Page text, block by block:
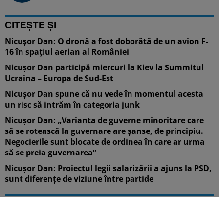
CITEȘTE ȘI
Nicușor Dan: O dronă a fost doborâtă de un avion F-
16 în spațiul aerian al României
Nicușor Dan participă miercuri la Kiev la Summitul
Ucraina – Europa de Sud-Est
Nicuşor Dan spune că nu vede în momentul acesta
un risc să intrăm în categoria junk
Nicuşor Dan: „Varianta de guverne minoritare care
să se rotească la guvernare are şanse, de principiu.
Negocierile sunt blocate de ordinea în care ar urma
să se preia guvernarea”
Nicușor Dan: Proiectul legii salarizării a ajuns la PSD,
sunt diferențe de viziune între partide